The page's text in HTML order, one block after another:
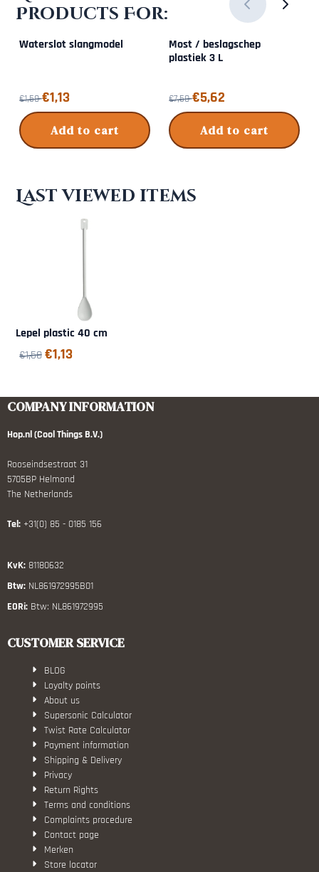
Products For:
Waterslot slangmodel
From 1,50 for 1,13
€1,50€1,13
Add to cart
Most / beslagschep
plastiek 3 L
From 7,50 for 5,62
€7,50€5,62
Add to cart
Last viewed items
Lepel plastic 40 cm
€1,50€1,13
COMPANY INFORMATION
Hop.nl (Cool Things B.V.)
Rooseindsestraat 31
5705BP Helmond
The Netherlands
Tel: +31(0) 85 - 0185 156
KvK: 81180632
Btw: NL861972995B01
EORi: Btw: NL861972995
CUSTOMER SERVICE
BLOG
Loyalty points
About us
Supersonic Calculator
Twist Rate Calculator
Payment information
Shipping & Delivery
Privacy
Return Rights
Terms and conditions
Complaints procedure
Contact page
Merken
Store locator